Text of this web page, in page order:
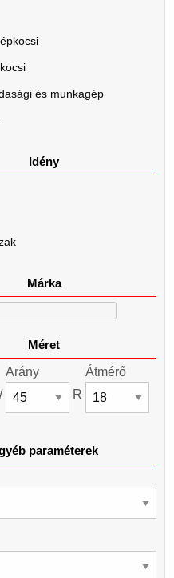
és munkagép
Idény
Márka
Méret
/
Arány
R
Átmérő
paraméterek